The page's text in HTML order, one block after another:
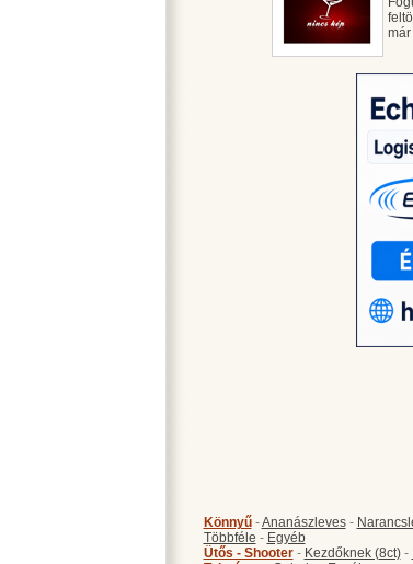
Könnyű-Ananászleves-
Többféle - Egyéb
Ütős - Shooter- Kezdőknek (8ct)-